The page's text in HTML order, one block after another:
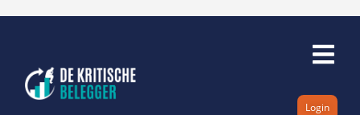
inhoud
Login